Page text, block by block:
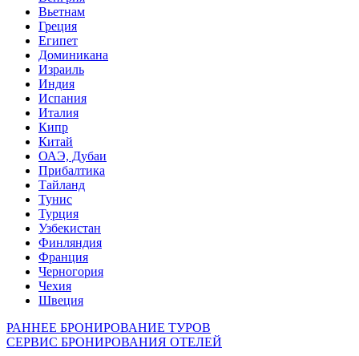
Вьетнам
Греция
Египет
Доминикана
Израиль
Индия
Испания
Италия
Кипр
Китай
ОАЭ, Дубаи
Прибалтика
Тайланд
Тунис
Турция
Узбекистан
Финляндия
Франция
Черногория
Чехия
Швеция
РАННЕЕ БРОНИРОВАНИЕ ТУРОВ
СЕРВИС БРОНИРОВАНИЯ ОТЕЛЕЙ